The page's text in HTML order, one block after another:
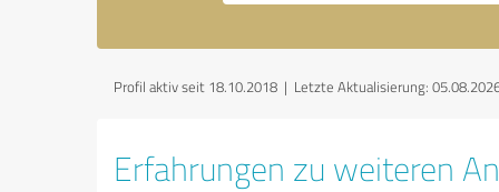
Profil aktiv seit 18.10.2018 | Letzte Aktualisierung:
Erfahrungen zu weiteren